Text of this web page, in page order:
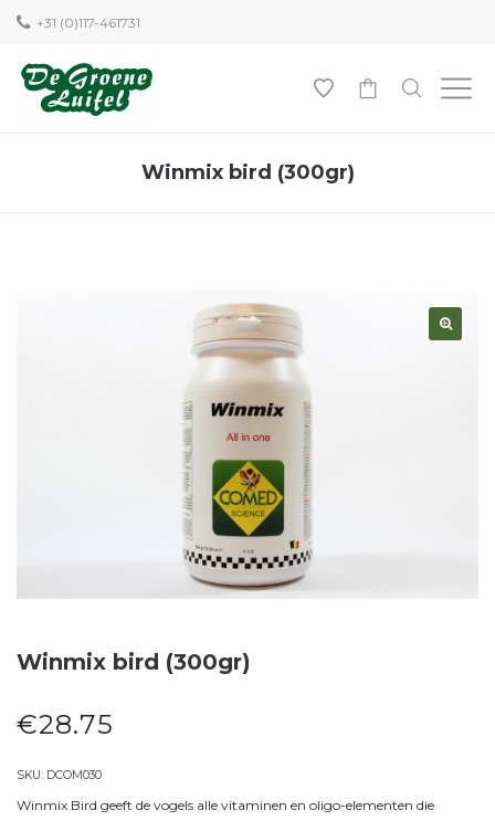
+31 (0)117-461731
Winmix bird (300gr)
Winmix bird (300gr)
€28.75
SKU: DCOM030
Winmix Bird geeft de vogels alle vitaminen en oligo-elementen die